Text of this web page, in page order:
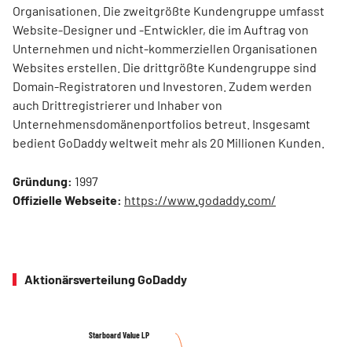
Organisationen. Die zweitgrößte Kundengruppe umfasst
Website-Designer und -Entwickler, die im Auftrag von
Unternehmen und nicht-kommerziellen Organisationen
Websites erstellen. Die drittgrößte Kundengruppe sind
Domain-Registratoren und Investoren. Zudem werden
auch Drittregistrierer und Inhaber von
Unternehmensdomänenportfolios betreut. Insgesamt
bedient GoDaddy weltweit mehr als 20 Millionen Kunden.
Gründung: 1997
Offizielle Webseite: https://www.godaddy.com/
Aktionärsverteilung GoDaddy
Starboard Value LP
Starboard Value LP